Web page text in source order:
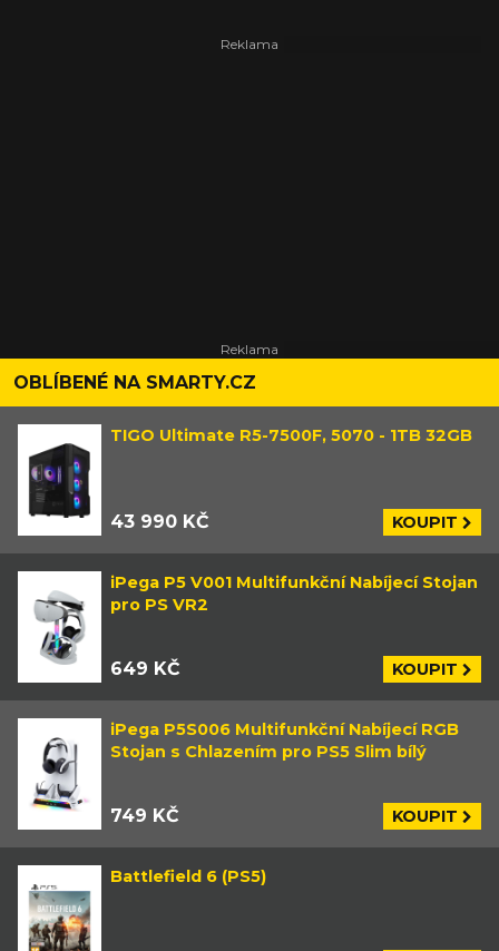
OBLÍBENÉ NA SMARTY.CZ
TIGO Ultimate R5-7500F, 5070 - 1TB 32GB
43 990 KČ KOUPIT
iPega P5 V001 Multifunkční Nabíjecí Stojan
pro PS VR2
649 KČ KOUPIT
iPega P5S006 Multifunkční Nabíjecí RGB
Stojan s Chlazením pro PS5 Slim bílý
749 KČ KOUPIT
Battlefield 6 (PS5)